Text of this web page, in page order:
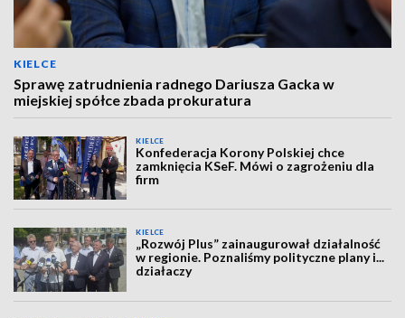
KIELCE
Sprawę zatrudnienia radnego Dariusza Gacka w
miejskiej spółce zbada prokuratura
KIELCE
Konfederacja Korony Polskiej chce
zamknięcia KSeF. Mówi o zagrożeniu dla
firm
KIELCE
„Rozwój Plus” zainaugurował działalność
w regionie. Poznaliśmy polityczne plany i...
działaczy